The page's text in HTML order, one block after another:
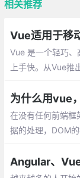
相关推荐
Vue适用于移
Vue 是一个轻巧、
上手快。从Vue
并投入正式使用
为什么用vue
在没有任何前端框
据的处理，DOM
就是金钱的年代
Angular、